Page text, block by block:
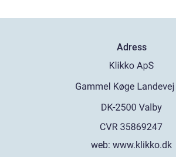
Adress
web: www.klikko.dk